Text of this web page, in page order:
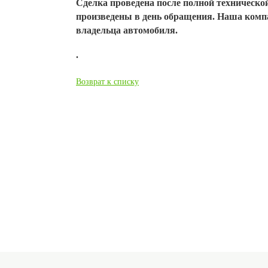
Сделка проведена после полной
произведены в день обращения. Наша
владельца автомобиля.
.
Возврат к списку